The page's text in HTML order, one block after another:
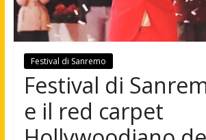
Festival di Sanremo
Festival di
e il red carpet